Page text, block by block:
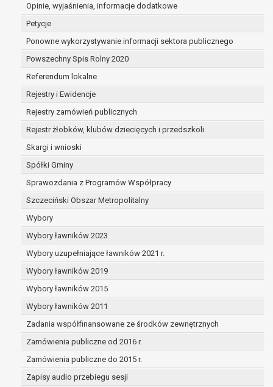
Opinie, wyjaśnienia, informacje dodatkowe
Petycje
Ponowne wykorzystywanie informacji sektora publicznego
Powszechny Spis Rolny 2020
Referendum lokalne
Rejestry i Ewidencje
Rejestry zamówień publicznych
Rejestr żłobków, klubów dziecięcych i przedszkoli
Skargi i wnioski
Spółki Gminy
Sprawozdania z Programów Współpracy
Szczeciński Obszar Metropolitalny
Wybory
Wybory ławników 2023
Wybory uzupełniające ławników 2021 r.
Wybory ławników 2019
Wybory ławników 2015
Wybory ławników 2011
Zadania współfinansowane ze środków zewnętrznych
Zamówienia publiczne od 2016 r.
Zamówienia publiczne do 2015 r.
Zapisy audio przebiegu sesji
dane są nieprawidłowe lub
prawo do żądania usunięcia danych
osobowych (tzw. prawo do bycia
zapomnianym) na podstawie art. 17 RODO,
w przypadku gdy:
dane nie są już niezbędne do celów,
dla których były zebrane lub w inny
sposób przetwarzane,
osoba, której dane dotyczą, wniosła
sprzeciw wobec przetwarzania
danych osobowych,
zgodę na przetwarzanie danych
osobowych, która jest podstawą
przetwarzania danych i nie ma innej
danych,
dane osobowe przetwarzane są
niezgodnie z prawem,
dane osobowe muszą być usunięte w
celu wywiązania się z obowiązku
prawo do żądania ograniczenia
przetwarzania danych osobowych na
podstawie art. 18 RODO, w przypadku gdy:
osoba, której dane dotyczą
kwestionuje prawidłowość danych
osobowych – na okres pozwalający